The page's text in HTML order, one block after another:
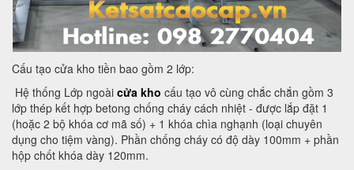
Cấu tạo cửa kho tiền bao gồm 2 lớp:
Hệ thống Lớp ngoài cửa kho cấu tạo vô cùng chắc chắn gồm 3
lớp thép kết hợp betong chống cháy cách nhiệt - được lắp đặt 1
(hoặc 2 bộ khóa cơ mã số) + 1 khóa chìa nghạnh (loại chuyên
dụng cho tiệm vàng). Phần chống cháy có độ dày 100mm + phần
hộp chốt khóa dày 120mm.